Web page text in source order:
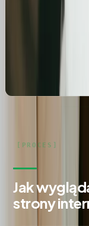
salonu
Zbudowanie i
gabinetu
wdrożenie
profilami
Jak
strony